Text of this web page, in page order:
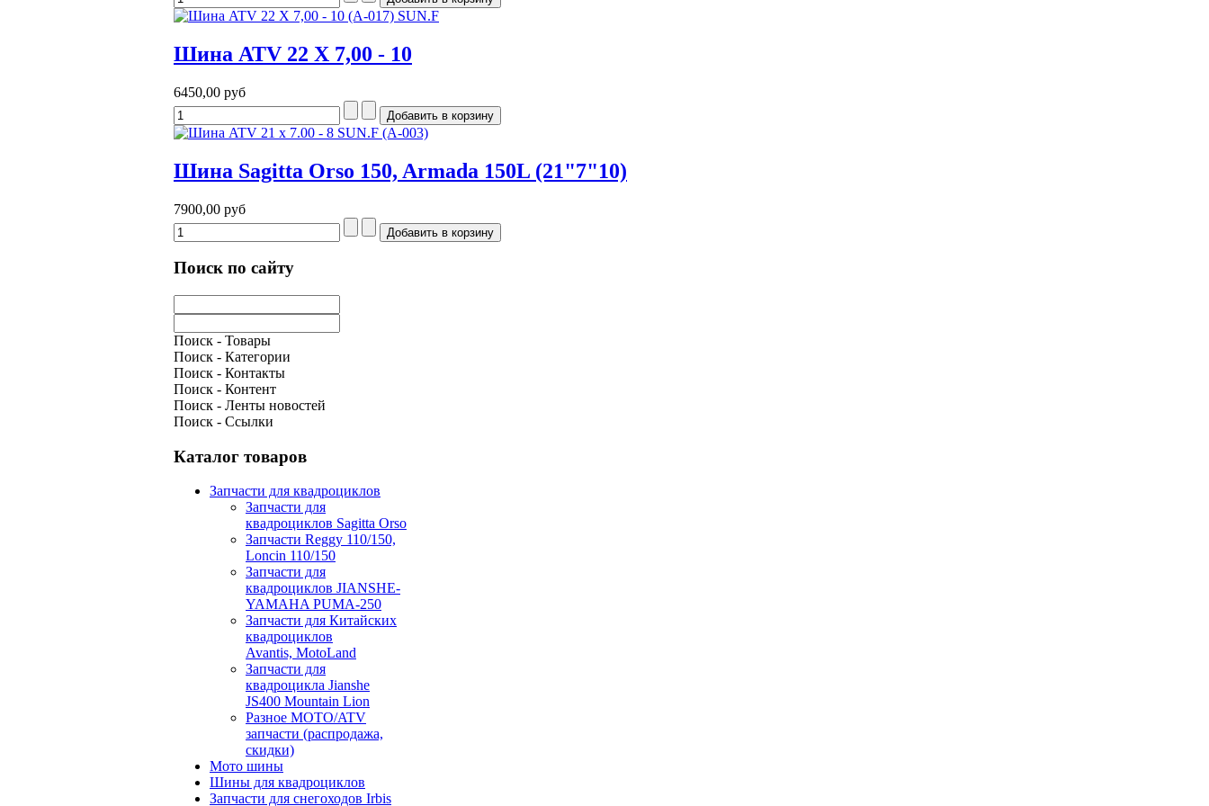
Шина ATV 22 Х 7,00 - 10
6450,00 руб
Шина Sagitta Orso 150, Armada 150L (21"7"10)
7900,00 руб
Поиск по сайту
Поиск - Товары
Поиск - Категории
Поиск - Контакты
Поиск - Контент
Поиск - Ленты новостей
Поиск - Ссылки
Каталог товаров
Запчасти для квадроциклов
Запчасти для
квадроциклов Sagitta Orso
Запчасти Reggy 110/150,
Loncin 110/150
Запчасти для
квадроциклов JIANSHE-
YAMAHA PUMA-250
Запчасти для Китайских
квадроциклов
Avantis, MotoLand
Запчасти для
квадроцикла Jianshe
JS400 Mountain Lion
Разное МОТО/ATV
запчасти (распродажа,
скидки)
Мото шины
Шины для квадроциклов
Запчасти для снегоходов Irbis